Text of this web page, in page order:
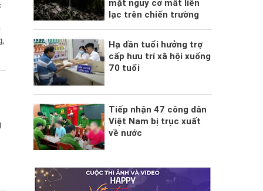
mặt nguy cơ mất liên
lạc trên chiến trường
Hạ dần tuổi hưởng trợ
cấp hưu trí xã hội xuống
70 tuổi
Tiếp nhận 47 công dân
Việt Nam bị trục xuất
về nước